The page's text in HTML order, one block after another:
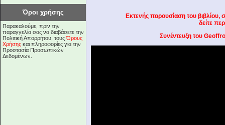
Όροι χρήσης
Παρακαλούμε, πριν την
παραγγελία σας να διαβάσετε την
Πολιτική Απορρήτου, τουςΌρους
Χρήσης και πληροφορίες για την
Προστασία Προσωπικών
Δεδομένων.
Εκτενής παρουσίαση του βιβλίου,
δείτε
Συνέντευξη του